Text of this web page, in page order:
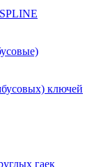
ключей
гаек